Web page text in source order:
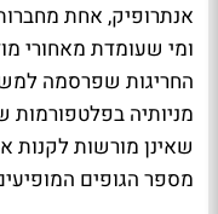
אנתרופיק, אחת
ומי שעומדת מאחורי
החריגות שפרסמה
מניותיה בפלטפורמות
שאינן מורשות לקנות
מספר הגופים המופיעים בה מ-